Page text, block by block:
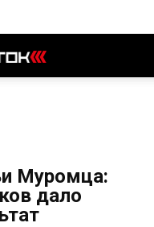
Муромца:
дало